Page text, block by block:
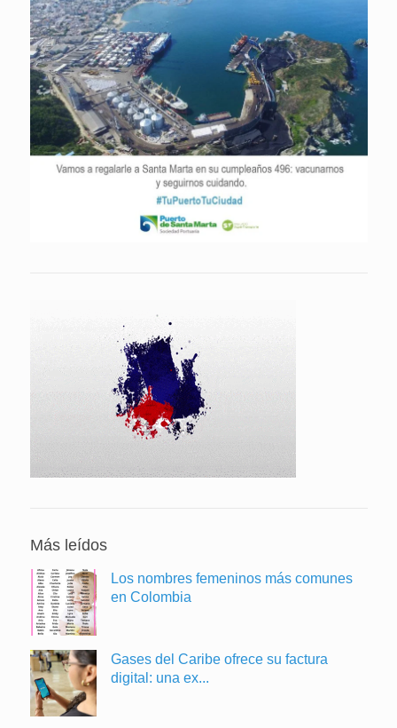
Más leídos
Los nombres femeninos más comunes
en Colombia
Gases del Caribe ofrece su factura
digital: una ex...